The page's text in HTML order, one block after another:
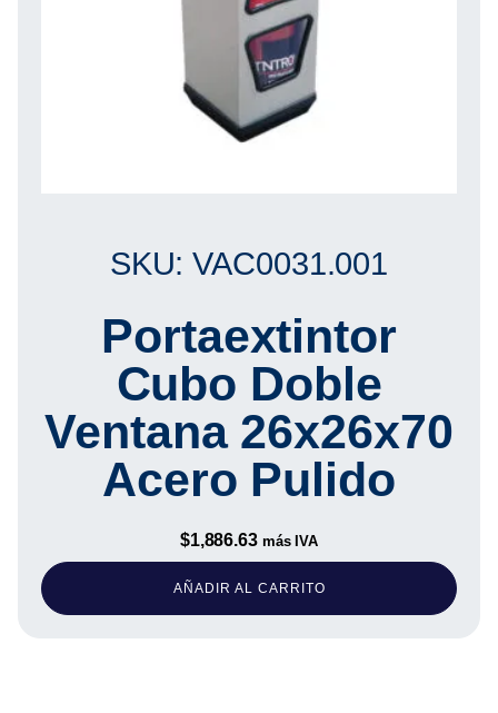
SKU: VAC0031.001
Portaextintor
Cubo Doble
Ventana 26x26x70
Acero Pulido
$1,886.63 más IVA
AÑADIR AL CARRITO